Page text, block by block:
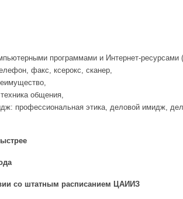
программами и Интернет-ресурсами
факс, ксерокс, сканер,
общения,
профессиональная этика, деловой имидж,
со штатным расписанием ЦАИИЗ